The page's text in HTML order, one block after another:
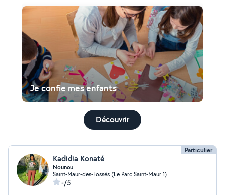
Je confie mes enfants
Découvrir
Particulier
Kadidia Konaté
Nounou
Saint-Maur-des-Fossés (Le Parc Saint-Maur 1)
-/5